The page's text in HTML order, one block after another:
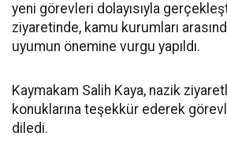
yeni görevleri dolayısıyla
ziyaretinde, kamu kurumları
uyumun önemine vurgu yapıldı.
Kaymakam Salih Kaya, nazik
konuklarına teşekkür ederek
diledi.